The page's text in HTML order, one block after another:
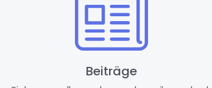
Beiträge